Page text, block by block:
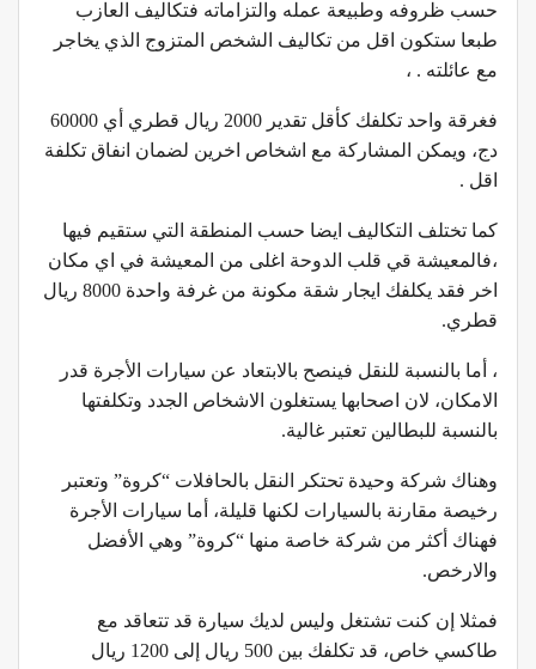
حسب ظروفه وطبيعة عمله والتزاماته فتكاليف العازب
طبعا ستكون اقل من تكاليف الشخص المتزوج الذي يخاجر
مع عائلته . ،
فغرقة واحد تكلفك كأقل تقدير 2000 ريال قطري أي 60000
دج، ويمكن المشاركة مع اشخاص اخرين لضمان انفاق تكلفة
اقل .
كما تختلف التكاليف ايضا حسب المنطقة التي ستقيم فيها
،فالمعيشة قي قلب الدوحة اغلى من المعيشة في اي مكان
اخر فقد يكلفك ايجار شقة مكونة من غرفة واحدة 8000 ريال
قطري.
، أما بالنسبة للنقل فينصح بالابتعاد عن سيارات الأجرة قدر
الامكان، لان اصحابها يستغلون الاشخاص الجدد وتكلفتها
بالنسبة للبطالين تعتبر غالية.
وهناك شركة وحيدة تحتكر النقل بالحافلات “كروة” وتعتبر
رخيصة مقارنة بالسيارات لكنها قليلة، أما سيارات الأجرة
فهناك أكثر من شركة خاصة منها “كروة” وهي الأفضل
والارخص.
فمثلا إن كنت تشتغل وليس لديك سيارة قد تتعاقد مع
طاكسي خاص، قد تكلفك بين 500 ريال إلى 1200 ريال